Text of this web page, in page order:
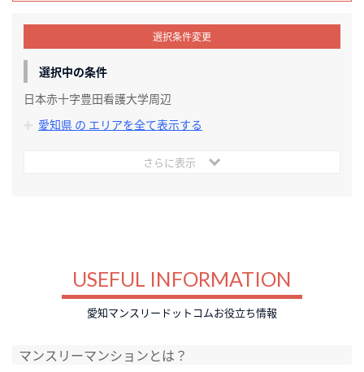
選択条件変更
選択中の条件
日本赤十字豊田看護大学周辺
愛知県 の エリアを全て表示する
さらに表示
USEFUL INFORMATION
愛知マンスリードットコムお役立ち情報
マンスリーマンションとは？